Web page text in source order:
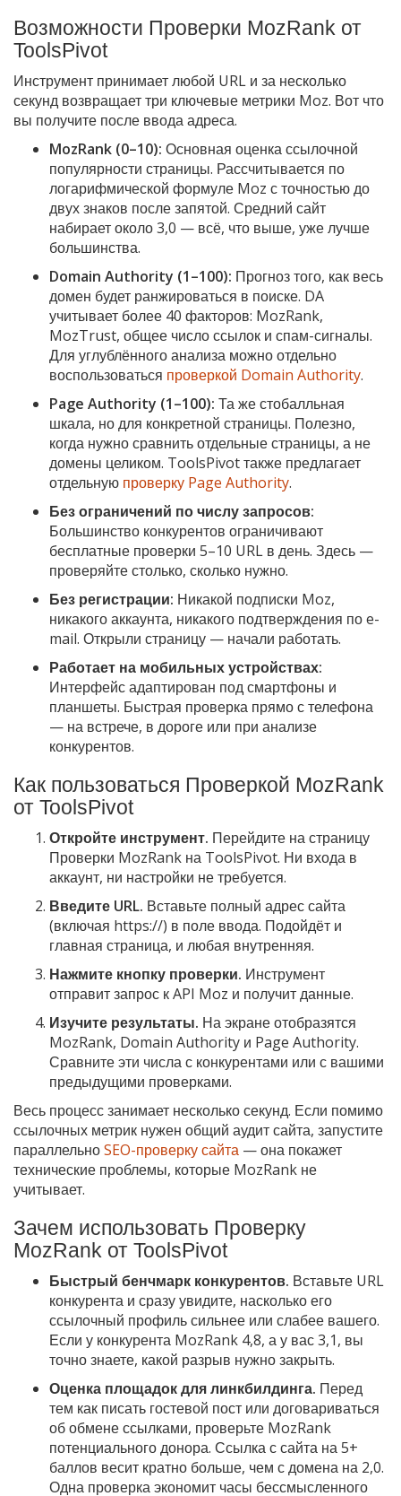
Возможности Проверки MozRank от
ToolsPivot
Инструмент принимает любой URL и за несколько
секунд возвращает три ключевые метрики Moz. Вот что
вы получите после ввода адреса.
MozRank (0–10): Основная оценка ссылочной
популярности страницы. Рассчитывается по
логарифмической формуле Moz с точностью до
двух знаков после запятой. Средний сайт
набирает около 3,0 — всё, что выше, уже лучше
большинства.
Domain Authority (1–100): Прогноз того, как весь
домен будет ранжироваться в поиске. DA
учитывает более 40 факторов: MozRank,
MozTrust, общее число ссылок и спам-сигналы.
Для углублённого анализа можно отдельно
воспользоваться проверкой Domain Authority.
Page Authority (1–100): Та же стобалльная
шкала, но для конкретной страницы. Полезно,
когда нужно сравнить отдельные страницы, а не
домены целиком. ToolsPivot также предлагает
отдельную проверку Page Authority.
Без ограничений по числу запросов:
Большинство конкурентов ограничивают
бесплатные проверки 5–10 URL в день. Здесь —
проверяйте столько, сколько нужно.
Без регистрации: Никакой подписки Moz,
никакого аккаунта, никакого подтверждения по e-
mail. Открыли страницу — начали работать.
Работает на мобильных устройствах:
Интерфейс адаптирован под смартфоны и
планшеты. Быстрая проверка прямо с телефона
— на встрече, в дороге или при анализе
конкурентов.
Как пользоваться Проверкой MozRank
от ToolsPivot
Откройте инструмент. Перейдите на страницу
Проверки MozRank на ToolsPivot. Ни входа в
аккаунт, ни настройки не требуется.
Введите URL. Вставьте полный адрес сайта
(включая https://) в поле ввода. Подойдёт и
главная страница, и любая внутренняя.
Нажмите кнопку проверки. Инструмент
отправит запрос к API Moz и получит данные.
Изучите результаты. На экране отобразятся
MozRank, Domain Authority и Page Authority.
Сравните эти числа с конкурентами или с вашими
предыдущими проверками.
Весь процесс занимает несколько секунд. Если помимо
ссылочных метрик нужен общий аудит сайта, запустите
параллельноSEO-проверку сайта — она покажет
технические проблемы, которые MozRank не
учитывает.
Зачем использовать Проверку
MozRank от ToolsPivot
Быстрый бенчмарк конкурентов. Вставьте URL
конкурента и сразу увидите, насколько его
ссылочный профиль сильнее или слабее вашего.
Если у конкурента MozRank 4,8, а у вас 3,1, вы
точно знаете, какой разрыв нужно закрыть.
Оценка площадок для линкбилдинга. Перед
тем как писать гостевой пост или договариваться
об обмене ссылками, проверьте MozRank
потенциального донора. Ссылка с сайта на 5+
баллов весит кратно больше, чем с домена на 2,0.
Одна проверка экономит часы бессмысленного